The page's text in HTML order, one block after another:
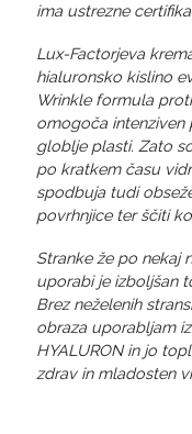
ima ustrezne
Lux-Factorjeva
hialuronsko kislino
Wrinkle formula
omogoča intenziven
globlje plasti. Zato
po kratkem času
spodbuja tudi
povrhnjice ter ščiti
Stranke že po nekaj
uporabi je izboljšan
Brez neželenih
obraza uporabljam
HYALURON in jo
zdrav in mladosten